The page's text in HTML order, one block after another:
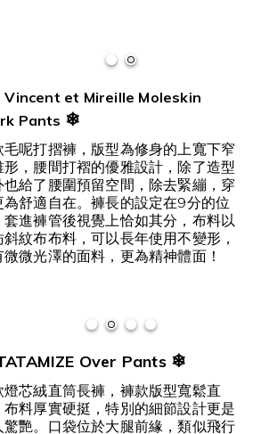
Vincent et Mireille Moleskin
Pants ❄
毛呢打摺褲，版型為修身的上寬下窄
形，腰間打褶的優雅設計，除了造型
也給了腰圍預留空間，除去緊繃，穿
為舒適自在。褲長的設定在9分的位
套進褲管後視覺上恰如其分，布料以
斜紋布布料，可以長年使用不變形，
微微光澤的面料，更為精神體面！
Over Pants ❄
燈芯絨直筒長褲，褲款版型寬鬆直
布料厚實硬挺，特別的細節設計更是
驚艷。口袋位於大腿前緣，類似飛行